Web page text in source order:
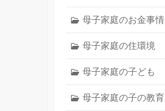
母子家庭のお金事情
母子家庭の住環境
母子家庭の子ども
母子家庭の子の教育